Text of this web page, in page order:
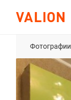
Фотографии